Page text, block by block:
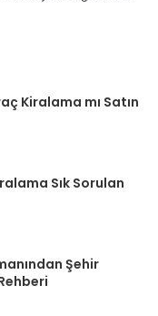
Kiralama mı Satın
Sık Sorulan
Şehir